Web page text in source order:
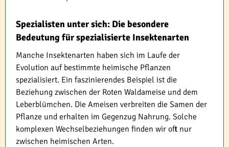
Spezialisten unter sich: Die besondere
Bedeutung für spezialisierte Insektenarten
Manche Insektenarten haben sich im Laufe der
Evolution auf bestimmte heimische Pflanzen
spezialisiert. Ein faszinierendes Beispiel ist die
Beziehung zwischen der Roten Waldameise und dem
Leberblümchen. Die Ameisen verbreiten die Samen der
Pflanze und erhalten im Gegenzug Nahrung. Solche
komplexen Wechselbeziehungen finden wir oft nur
zwischen heimischen Arten.